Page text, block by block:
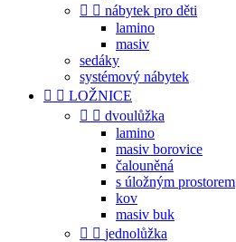
  nábytek pro děti
lamino
masiv
sedáky
systémový nábytek
  LOŽNICE
  dvoulůžka
lamino
masiv borovice
čalouněná
s úložným prostorem
kov
masiv buk
  jednolůžka